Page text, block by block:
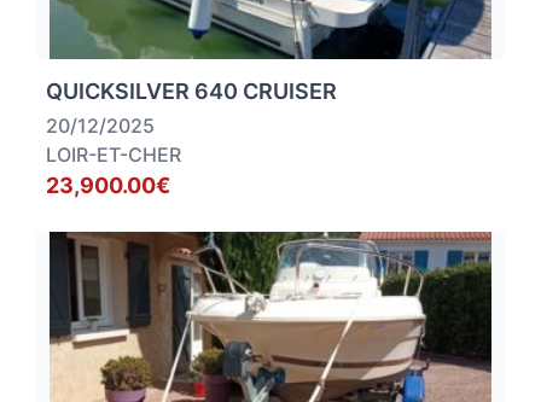
QUICKSILVER 640 CRUISER
20/12/2025
LOIR-ET-CHER
23,900.00€